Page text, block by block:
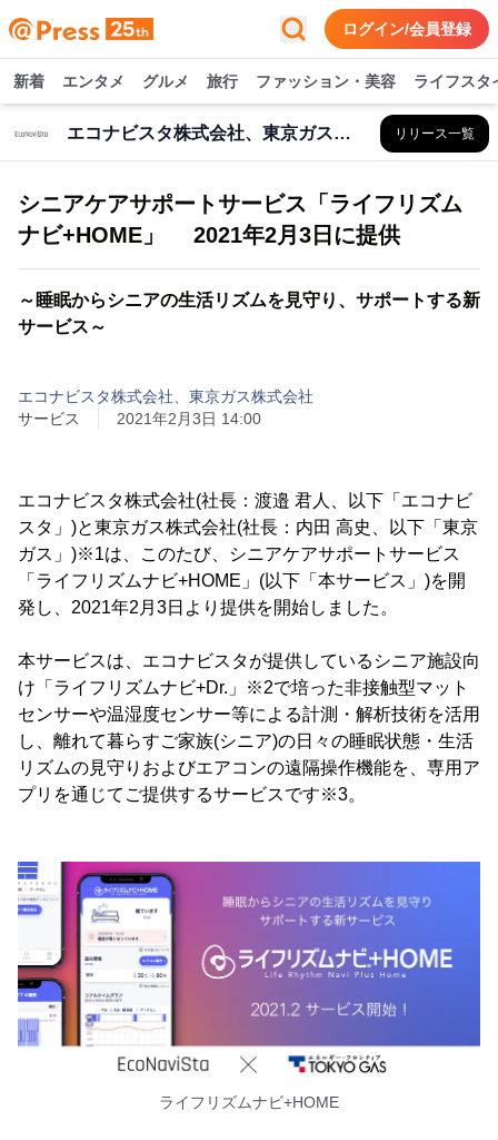
ログイン/会員登録
新着 エンタメ グルメ 旅行 ファッション・美容 ライフスタ
エコナビスタ株式会社、東京ガス株式会社 リリース一覧
シニアケアサポートサービス「ライフリズム
ナビ+HOME」 2021年2月3日に提供
～睡眠からシニアの生活リズムを見守り、サポートする新
サービス～
エコナビスタ株式会社、東京ガス株式会社
サービス
2021年2月3日 14:00
エコナビスタ株式会社(社長：渡邉 君人、以下「エコナビ
スタ」)と東京ガス株式会社(社長：内田 高史、以下「東京
ガス」)※1は、このたび、シニアケアサポートサービス
「ライフリズムナビ+HOME」(以下「本サービス」)を開
発し、2021年2月3日より提供を開始しました。
本サービスは、エコナビスタが提供しているシニア施設向
け「ライフリズムナビ+Dr.」※2で培った非接触型マット
センサーや温湿度センサー等による計測・解析技術を活用
し、離れて暮らすご家族(シニア)の日々の睡眠状態・生活
リズムの見守りおよびエアコンの遠隔操作機能を、専用ア
プリを通じてご提供するサービスです※3。
ライフリズムナビ+HOME